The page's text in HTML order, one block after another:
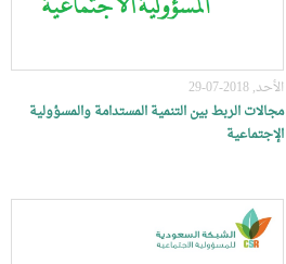
الأحد, 2018-07-29
مجالات الربط بين التنمية المستدامة والمسؤولية
الإجتماعية